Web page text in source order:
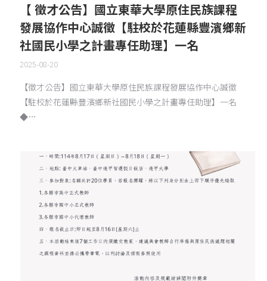
【 徵才公告】國立東華大學原住民族課程
發展協作中心誠徵【駐校於花蓮縣豐濱鄉新
社國民小學之計畫專任助理】一名
2025-08-20
【徵才公告】國立東華大學原住民族課程發展協作中心誠徵
【駐校於花蓮縣豐濱鄉新社國民小學之計畫專任助理】一名
◆…